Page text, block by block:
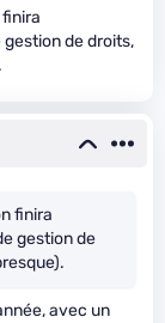
de droits,
finira
gestion de
avec un